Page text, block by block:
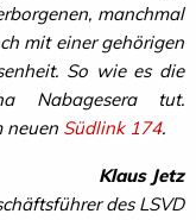
manchmal
mit einer gehörigen
So wie es die
Nabagesera tut.
neuen Südlink 174.
Klaus Jetz
des LSVD